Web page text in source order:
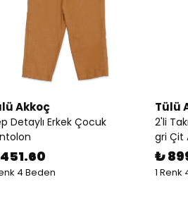
Akkoç
Detaylı Erkek Çocuk
4 Beden
Tülü
2'li
gri Çit
₺
1 Renk